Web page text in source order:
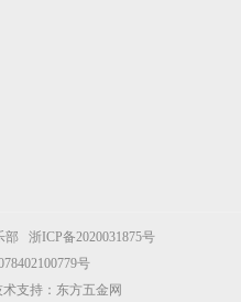
部
浙ICP备2020031875号
号
术支持：东方五金网